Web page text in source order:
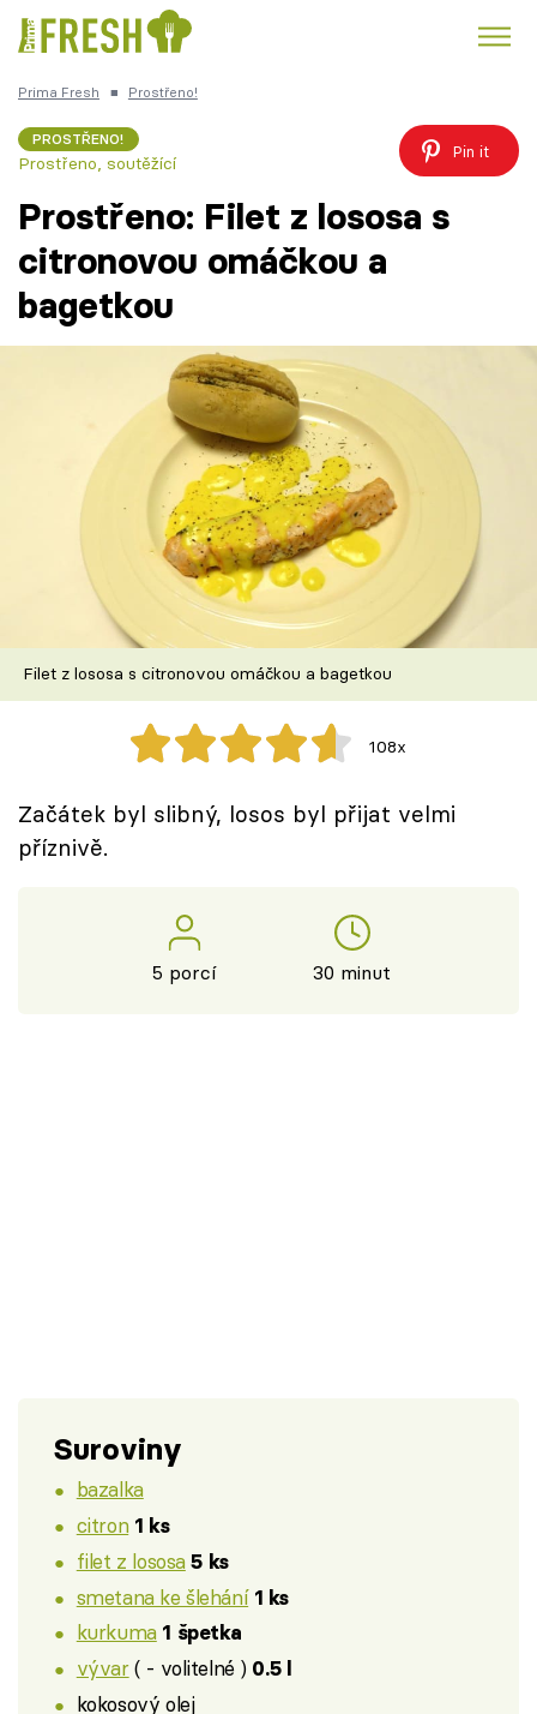
Česká kuchyně
Témata
Články
TV Program
Škola vaření
Recepty z TV
Speciál: Cuketa
Těhotnej kuchař
Prima Fresh ■ Prostřeno!
PROSTŘENO!
Prostřeno, soutěžící
Pin it
Prostřeno: Filet z lososa s
citronovou omáčkou a
bagetkou
Filet z lososa s citronovou omáčkou a bagetkou
108x
Začátek byl slibný, losos byl přijat velmi
příznivě.
5 porcí 30 minut
Suroviny
bazalka
citron 1 ks
filet z lososa 5 ks
smetana ke šlehání 1 ks
kurkuma 1 špetka
vývar( - volitelné ) 0.5 l
kokosový olej